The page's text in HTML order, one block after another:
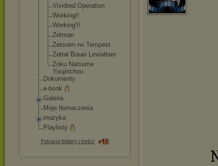
Vividred Operation
Working!!
Working'!!
Zetman
Zetsuen no Tempest
Zettai Bouei Leviathan
Zoku Natsume
Yuujinchou
Dokumenty
e-book
Galeria
Moje tłumaczenia
muzyka
Playlisty
Pokazuj foldery i treści